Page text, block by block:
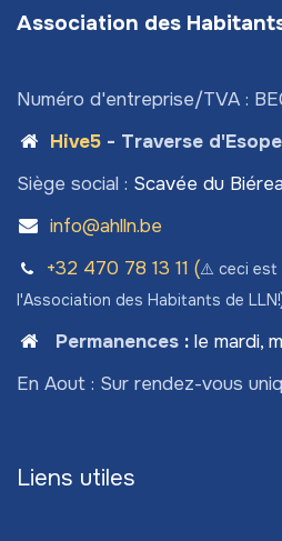
Association des
Numéro d'entreprise/TVA :
Hive5- Traverse
Siège social : Scavée du
info@ahlln.be
+32 470 78​ 13 11 (⚠️ ceci est
l'Association des Habitants de
Permanences: le mardi,
En Aout : Sur rendez-vous
Liens utiles